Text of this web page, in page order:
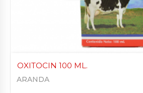
OXITOCIN 100 ML.
ARANDA